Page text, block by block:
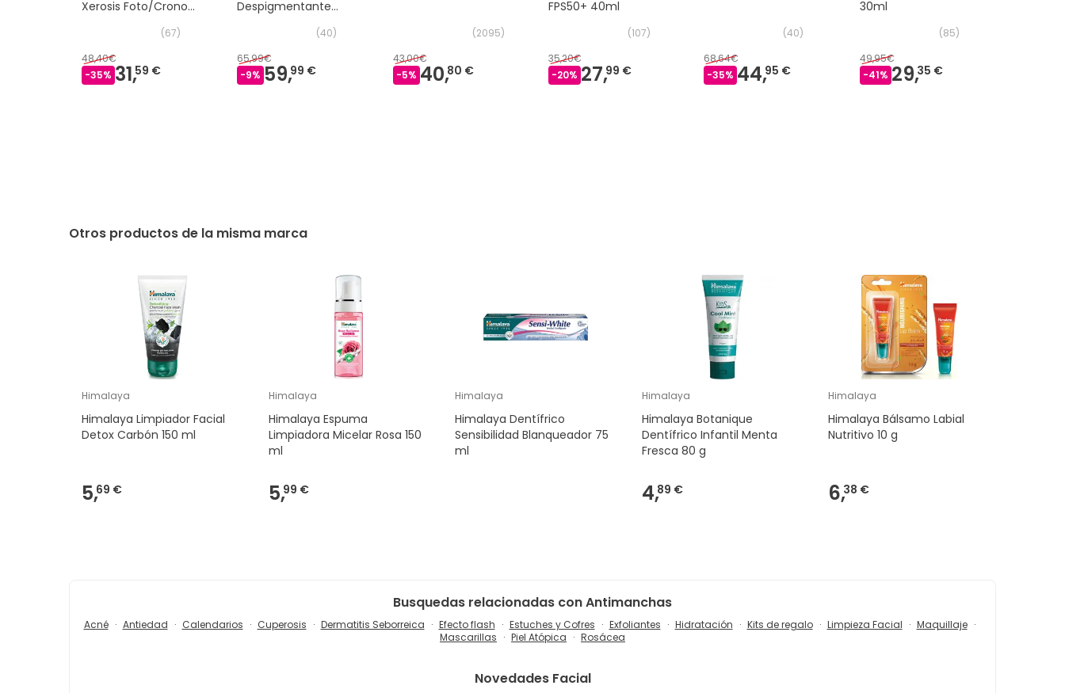
Xerosis Foto/Crono
(67)
48,40€
-35% 31,59 €
Despigmentante
(40)
65,99€
-9% 59,99 €
(2095)
43,00€
-5% 40,80 €
FPS50+ 40ml
(107)
35,20€
-20% 27,99 €
(40)
68,64€
-35% 44,95 €
30ml
(85)
49,95€
-41% 29,35 €
Otros productos de la misma marca
Himalaya
Himalaya Limpiador Facial
Detox Carbón 150 ml
5,69 €
Himalaya
Himalaya Espuma
Limpiadora Micelar Rosa 150
ml
5,99 €
Himalaya
Himalaya Dentífrico
Sensibilidad Blanqueador 75
ml
Himalaya
Himalaya Botanique
Dentífrico Infantil Menta
Fresca 80 g
4,89 €
Himalaya
Himalaya Bálsamo Labial
Nutritivo 10 g
6,38 €
Busquedas relacionadas con Antimanchas
Acné Antiedad Calendarios Cuperosis Dermatitis Seborreica Efecto flash Estuches y Cofres Exfoliantes Hidratación Kits de regalo Limpieza Facial
Maquillaje
Mascarillas
Piel Atópica Rosácea
Novedades Facial